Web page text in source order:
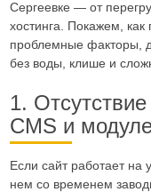
Сергеевке — от
хостинга. Покажем, как
проблемные факторы,
без воды, клише и
1.
CMS и
Если сайт работает на
нем со временем